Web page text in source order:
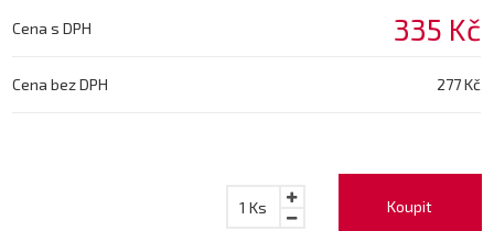
Cena s DPH 335 Kč
Cena bez DPH 277 Kč
Koupit
1 Ks